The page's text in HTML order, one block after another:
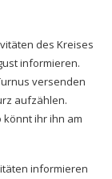
des Kreises
informieren.
versenden
aufzählen.
könnt ihr ihn am
informieren